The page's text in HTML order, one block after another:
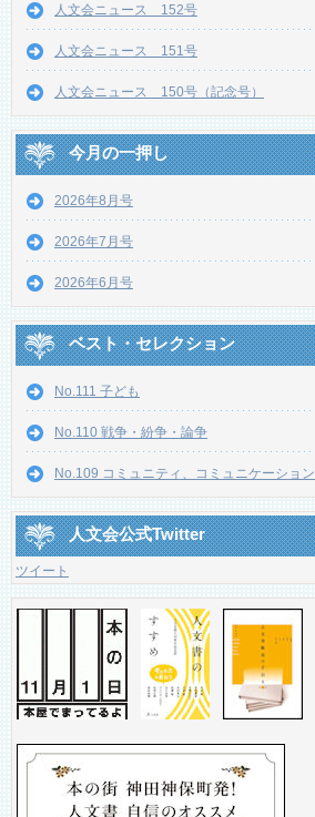
人文会ニュース 152号
人文会ニュース 151号
人文会ニュース 150号（記念号）
今月の一押し
2026年8月号
2026年7月号
2026年6月号
ベスト・セレクション
No.111 子ども
No.110 戦争・紛争・論争
No.109 コミュニティ、コミュニケーション
人文会公式Twitter
ツイート